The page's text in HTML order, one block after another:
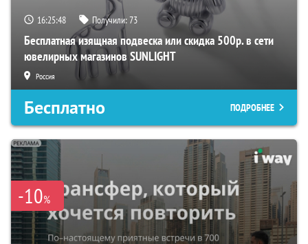
16:25:48 Получили:73
Бесплатная изящная подвеска или скидка 500р. в сети
ювелирных магазинов SUNLIGHT
Россия
Бесплатно ПОДРОБНЕЕ
-10%